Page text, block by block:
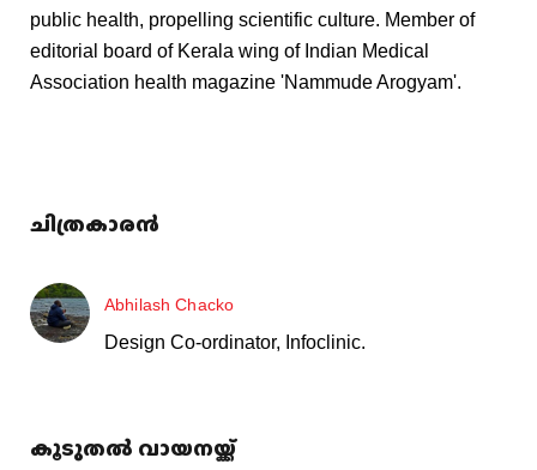
public health, propelling scientific culture. Member of
editorial board of Kerala wing of Indian Medical
Association health magazine 'Nammude Arogyam'.
ചിത്രകാരൻ
Abhilash Chacko
Design Co-ordinator, Infoclinic.
കൂടുതൽ വായനയ്ക്ക്